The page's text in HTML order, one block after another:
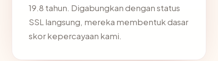
19.8 tahun. Digabungkan dengan status
SSL langsung, mereka membentuk dasar
skor kepercayaan kami.